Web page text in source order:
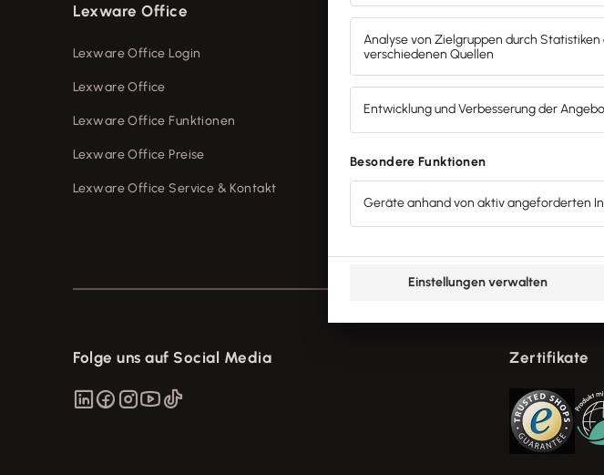
Lexware Office
Lexware Office Login
Lexware Office
Lexware Office Funktionen
Lexware Office Preise
Lexware Office Service & Kontakt
Produktlösungen
Lexware buchhaltung
Lexware lohn+gehalt
Lexware faktura+auftrag
Lexware warenwirtschaft
smartsteuer
Folge uns auf Social Media Zertifikate